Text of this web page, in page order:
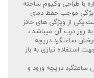
با طراحی وکیوم ساخته
موجب حفظ دمای
از ویژگی های حائز
روز درب آن میباشد ،
ساعتگرد دریچه
استفاده نیازی به باز
دریچه ورود و